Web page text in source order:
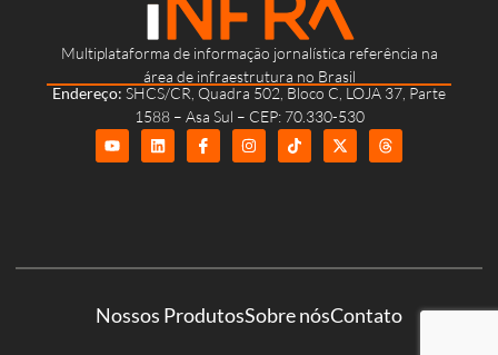
Multiplataforma de informação jornalística referência na
área de infraestrutura no Brasil
Endereço: SHCS/CR, Quadra 502, Bloco C, LOJA 37, Parte
1588 – Asa Sul – CEP: 70.330-530
Nossos ProdutosSobre nósContato